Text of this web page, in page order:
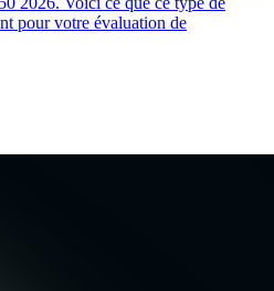
pour votre évaluation de